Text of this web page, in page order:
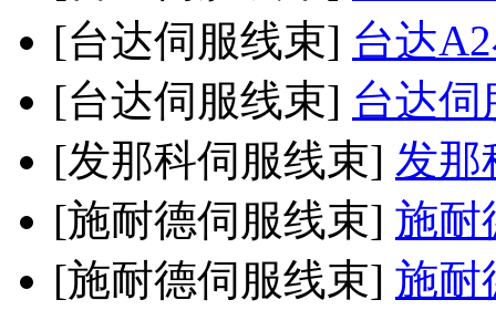
[台达伺服线束] 台达
[台达伺服线束] 台达伺
[发那科伺服线束] 发那
[施耐德伺服线束] 施耐
[施耐德伺服线束] 施耐